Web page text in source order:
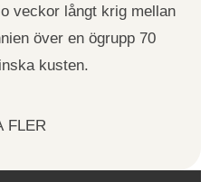
veckor långt krig mellan
över en ögrupp 70
kusten.
FLER